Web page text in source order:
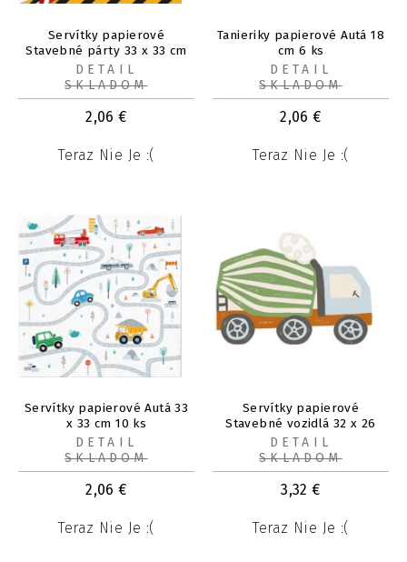
Servítky papierové
Stavebné párty 33 x 33 cm
20 ks
2,06 €
Teraz Nie Je :(
DETAIL
SKLADOM
Tanieriky papierové Autá 18
cm 6 ks
2,06 €
Teraz Nie Je :(
DETAIL
SKLADOM
Servítky papierové Autá 33
x 33 cm 10 ks
2,06 €
Teraz Nie Je :(
DETAIL
SKLADOM
Servítky papierové
Stavebné vozidlá 32 x 26
cm 20 ks
3,32 €
Teraz Nie Je :(
DETAIL
SKLADOM